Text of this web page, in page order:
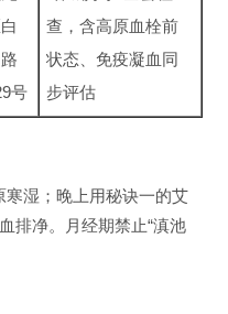
号
查，含高原血栓前
状态、免疫凝血同
步评估
寒湿；晚上用秘诀一的艾
排净。月经期禁止“滇池